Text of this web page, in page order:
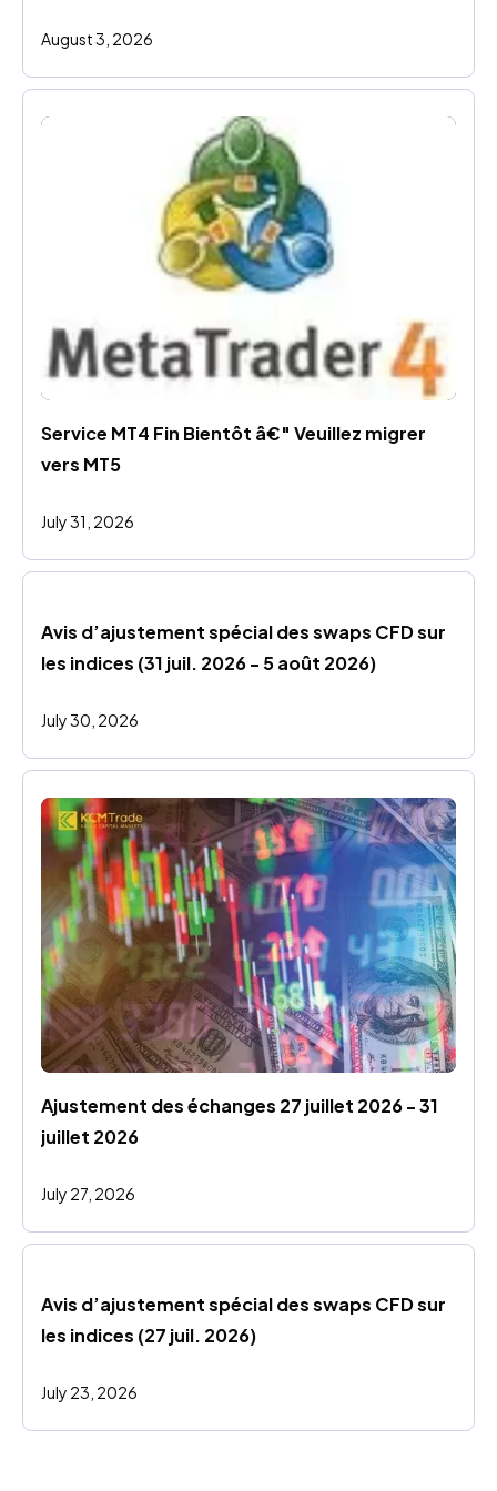
August 3, 2026
Service MT4 Fin Bientôt â€" Veuillez migrer
vers MT5
July 31, 2026
Avis d’ajustement spécial des swaps CFD sur
les indices (31 juil. 2026 - 5 août 2026)
July 30, 2026
Ajustement des échanges 27 juillet 2026 - 31
juillet 2026
July 27, 2026
Avis d’ajustement spécial des swaps CFD sur
les indices (27 juil. 2026)
July 23, 2026